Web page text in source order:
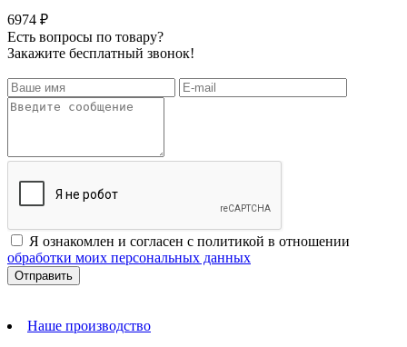
6974 ₽
Есть вопросы по товару?
Закажите бесплатный звонок!
Я ознакомлен и согласен с политикой в отношении
обработки моих персональных данных
Наше производство